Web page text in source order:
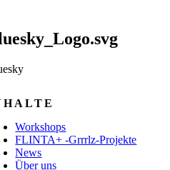
Workshops
FLINTA+ -Grrrlz-Projekte
News
Über uns